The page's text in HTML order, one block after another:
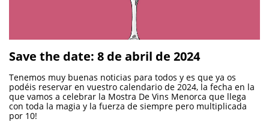
Save the date: 8 de abril de 2024
Tenemos muy buenas noticias para todos y es que ya os
podéis reservar en vuestro calendario de 2024, la fecha en la
que vamos a celebrar la Mostra De Vins Menorca que llega
con toda la magia y la fuerza de siempre pero multiplicada
por 10!